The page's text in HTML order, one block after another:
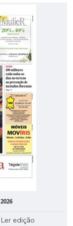
Ler edição